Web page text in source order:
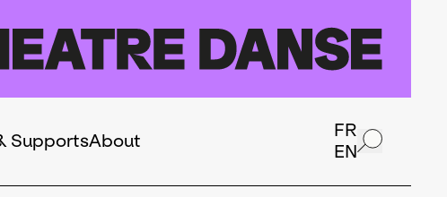
SupportsAbout
FR
EN